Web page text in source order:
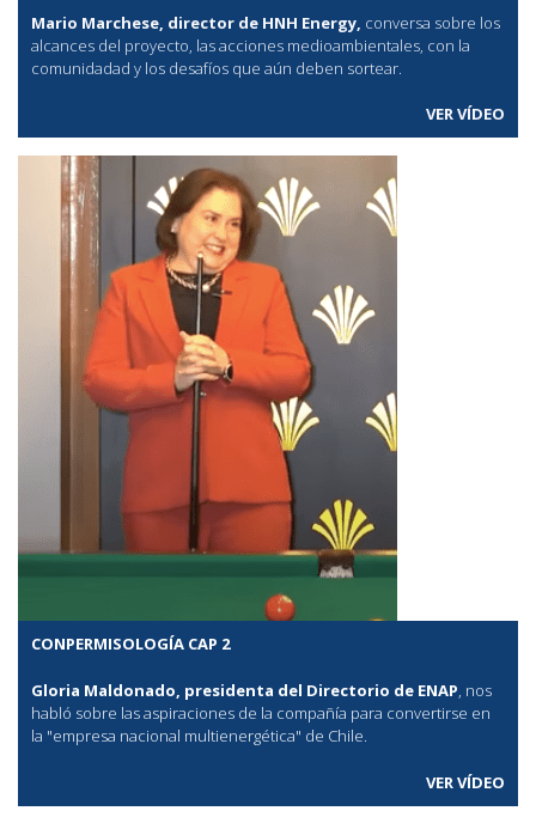
Mario Marchese, director de HNH Energy, conversa sobre los
alcances del proyecto, las acciones medioambientales, con la
comunidadad y los desafíos que aún deben sortear.
VER VÍDEO
CONPERMISOLOGÍA CAP 2
Gloria Maldonado, presidenta del Directorio de ENAP , nos
habló sobre las aspiraciones de la compañía para convertirse en
la "empresa nacional multienergética" de Chile.
VER VÍDEO